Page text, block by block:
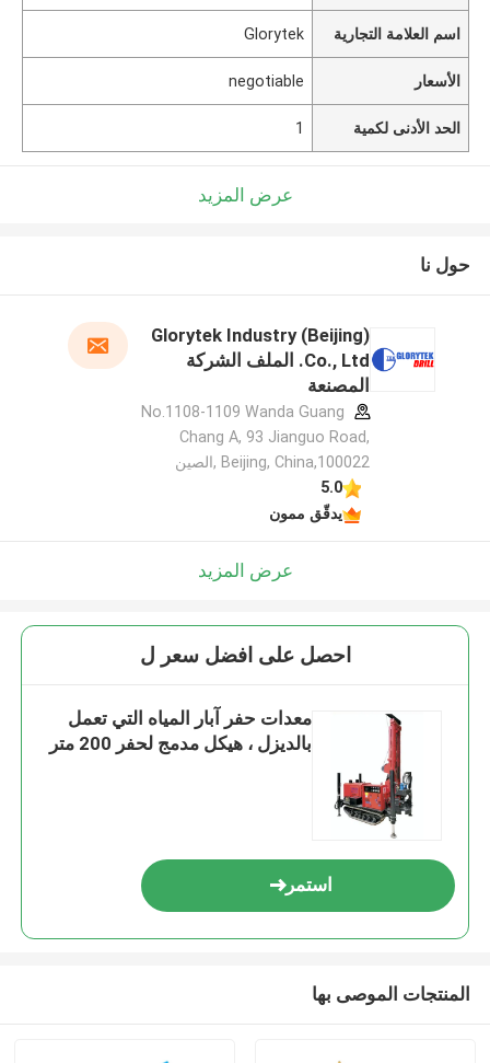
اسم العلامة التجارية Glorytek
الأسعار negotiable
الحد الأدنى لكمية 1
عرض المزيد
حول نا
Glorytek Industry (Beijing)
Co., Ltd. الملف الشركة
المصنعة
No.1108-1109 Wanda Guang
Chang A, 93 Jianguo Road,
Beijing, China,100022 ,الصين
5.0
يدقّق ممون
عرض المزيد
احصل على افضل سعر ل
معدات حفر آبار المياه التي تعمل
بالديزل ، هيكل مدمج لحفر 200 متر
استمر
المنتجات الموصى بها